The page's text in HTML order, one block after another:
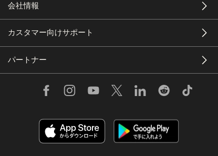
会社情報
カスタマー向けサポート
パートナー